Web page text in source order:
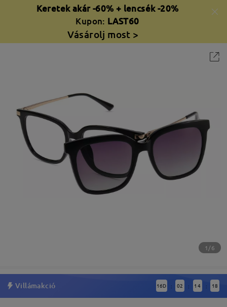
Keretek akár -60% + lencsék -20%
Kupon: LAST60
Vásárolj most >
1/6
Villámakció 16D : 02 : 14 : 17